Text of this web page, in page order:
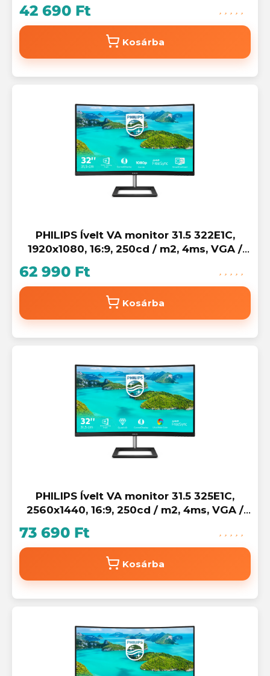
42 690 Ft
Kosárba
PHILIPS Ívelt VA monitor 31.5 322E1C,
1920x1080, 16:9, 250cd / m2, 4ms, VGA /
62 990 Ft
Kosárba
PHILIPS Ívelt VA monitor 31.5 325E1C,
2560x1440, 16:9, 250cd / m2, 4ms, VGA /
73 690 Ft
Kosárba